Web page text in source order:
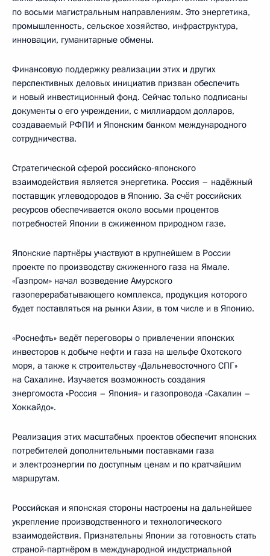
по восьми магистральным направлениям. Это энергетика,
промышленность, сельское хозяйство, инфраструктура,
инновации, гуманитарные обмены.
Финансовую поддержку реализации этих и других
перспективных деловых инициатив призван обеспечить
и новый инвестиционный фонд. Сейчас только подписаны
документы о его учреждении, с миллиардом долларов,
создаваемый РФПИ и Японским банком международного
сотрудничества.
Стратегической сферой российско-японского
взаимодействия является энергетика. Россия – надёжный
поставщик углеводородов в Японию. За счёт российских
ресурсов обеспечивается около восьми процентов
потребностей Японии в сжиженном природном газе.
Японские партнёры участвуют в крупнейшем в России
проекте по производству сжиженного газа на Ямале.
«Газпром» начал возведение Амурского
газоперерабатывающего комплекса, продукция которого
будет поставляться на рынки Азии, в том числе и в Японию.
«Роснефть» ведёт переговоры о привлечении японских
инвесторов к добыче нефти и газа на шельфе Охотского
моря, а также к строительству «Дальневосточного СПГ»
на Сахалине. Изучается возможность создания
энергомоста «Россия – Япония» и газопровода «Сахалин –
Хоккайдо».
Реализация этих масштабных проектов обеспечит японских
потребителей дополнительными поставками газа
и электроэнергии по доступным ценам и по кратчайшим
маршрутам.
Российская и японская стороны настроены на дальнейшее
укрепление производственного и технологического
взаимодействия. Признательны Японии за готовность стать
страной-партнёром в международной индустриальной